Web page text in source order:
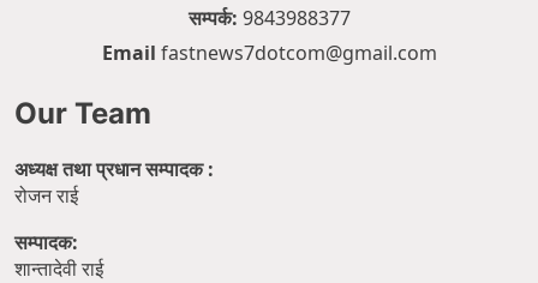
सम्पर्क: 9843988377
Email fastnews7dotcom@gmail.com
Our Team
अध्यक्ष तथा प्रधान सम्पादक :
रोजन राई
सम्पादक:
शान्तादेवी राई